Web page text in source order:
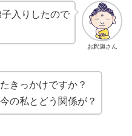
お釈迦さん
入りしたので
きっかけですか？
の私とどう関係が？